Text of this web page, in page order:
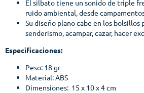
El silbato tiene un sonido de triple
ruido ambiental, desde
Su diseño plano cabe en los bolsillos
senderismo, acampar, cazar, hacer
Especificaciones:
Peso: 18 gr
Material: ABS
Dimensiones: ‎ 15 x 10 x 4 cm